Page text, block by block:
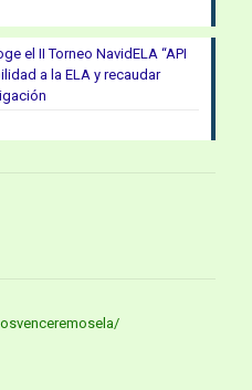
el II Torneo NavidELA “API
a la ELA y recaudar